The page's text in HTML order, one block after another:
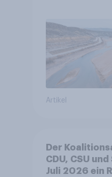
Artikel
Der
CDU, CSU
Juli 2026 ein